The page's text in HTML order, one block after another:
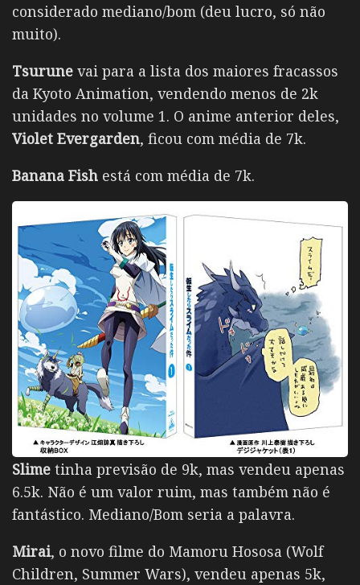
considerado mediano/bom (deu lucro, só não
muito).
Tsurune vai para a lista dos maiores fracassos
da Kyoto Animation, vendendo menos de 2k
unidades no volume 1. O anime anterior deles,
Violet Evergarden, ficou com média de 7k.
Banana Fish está com média de 7k.
Slime tinha previsão de 9k, mas vendeu apenas
6.5k. Não é um valor ruim, mas também não é
fantástico. Mediano/Bom seria a palavra.
Mirai, o novo filme do Mamoru Hososa (Wolf
Children, Summer Wars), vendeu apenas 5k,